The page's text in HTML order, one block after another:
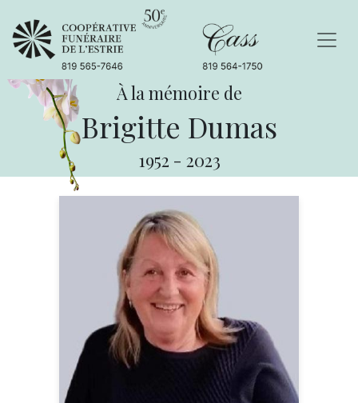
À la mémoire de
Brigitte Dumas
1952 - 2023